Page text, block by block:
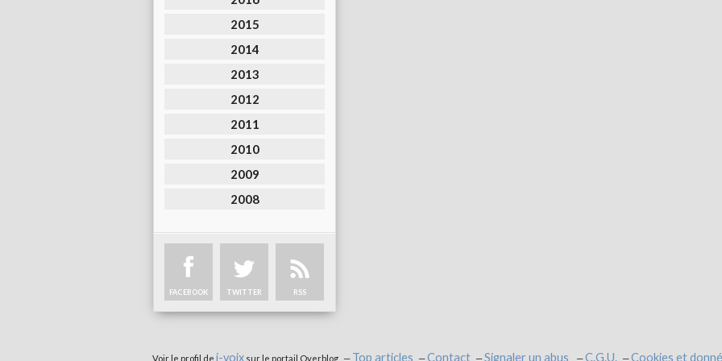
2015
2014
2013
2012
2011
2010
2009
2008
FACEBOOK TWITTER RSS
Voir le profil de i-voixsur le portail Overblog Top articles Contact Signaler un abus C.G.U. Cookies et